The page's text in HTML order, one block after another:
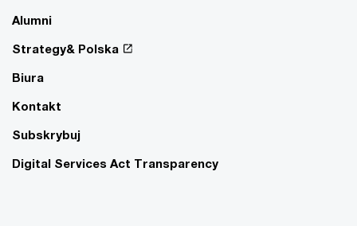
Alumni
Strategy& Polska
Biura
Kontakt
Subskrybuj
Digital Services Act Transparency